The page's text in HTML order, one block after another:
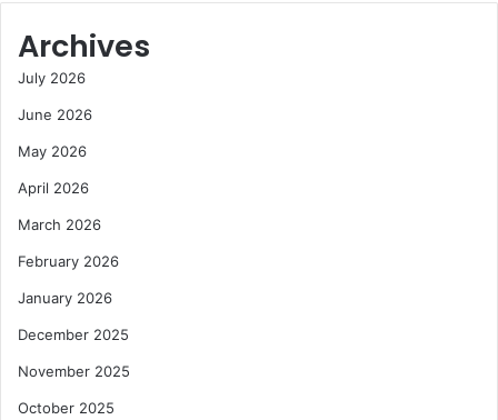
Archives
July 2026
June 2026
May 2026
April 2026
March 2026
February 2026
January 2026
December 2025
November 2025
October 2025